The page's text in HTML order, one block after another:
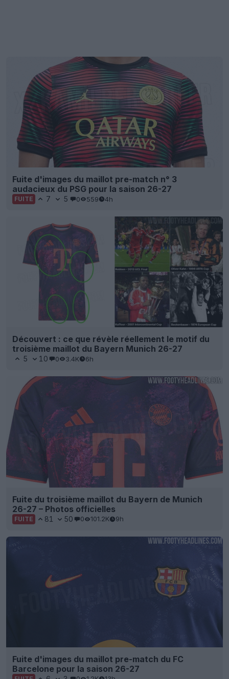
Fuite d'images du maillot pre-match n° 3
audacieux du PSG pour la saison 26-27
FUITE 7 5 0 559 4h
Découvert : ce que révèle réellement le motif du
troisième maillot du Bayern Munich 26-27
5 10 0 3.4K 6h
Fuite du troisième maillot du Bayern de Munich
26-27 – Photos officielles
FUITE 81 50 0 101.2K 9h
Fuite d'images du maillot pre-match du FC
Barcelone pour la saison 26-27